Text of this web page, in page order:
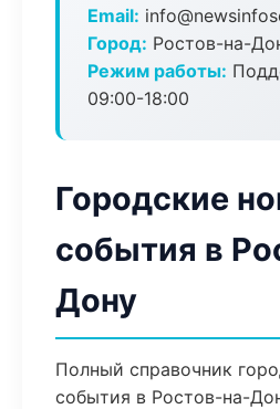
Email:
Город: Ростов-на-
Режим работы:
09:00-18:00
Городские
события в
Дону
Полный справочник
события в Ростов-на-